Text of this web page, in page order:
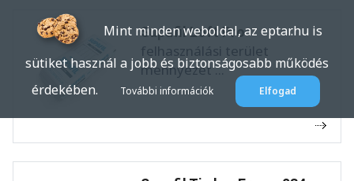
Supafil Loft Pro
felhasználási terület
mennyezet ...
Mint minden weboldal, az eptar.hu is
sütiket használ a jobb és biztonságosabb működés
érdekében.
További információk Elfogad